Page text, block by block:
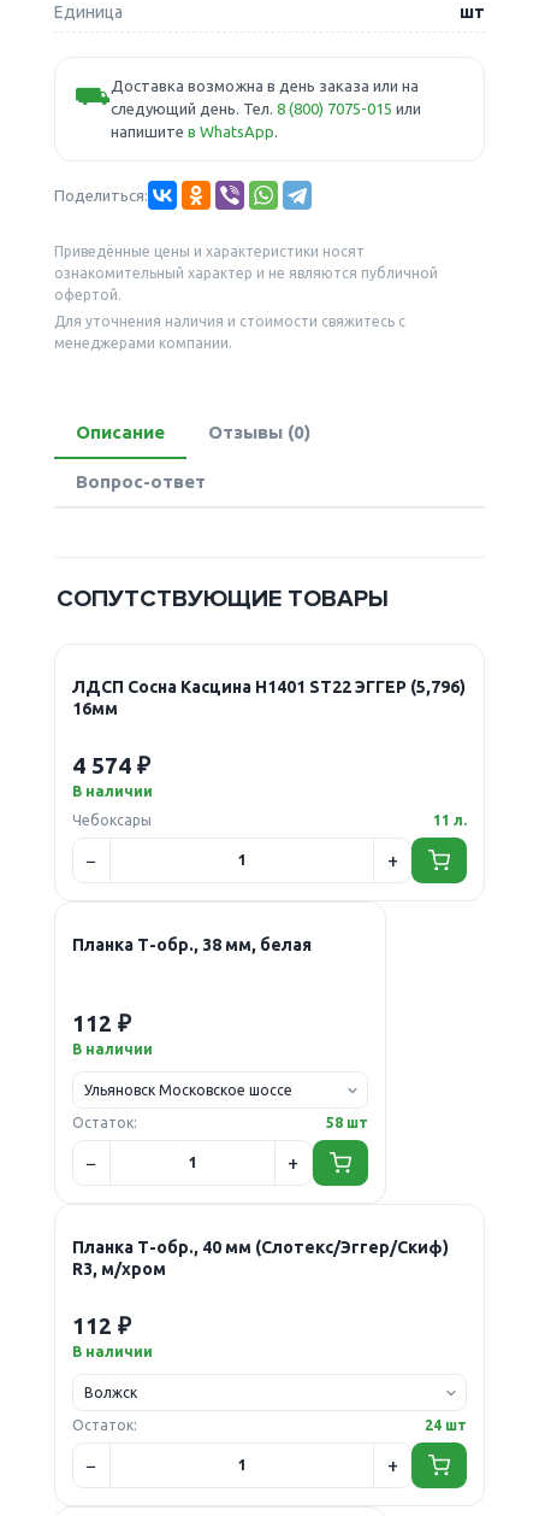
Единица шт
⛟Доставка возможна в день заказа или на
следующий день. Тел. 8 (800) 7075-015 или
напишите в WhatsApp.
Поделиться:
Приведённые цены и характеристики носят
ознакомительный характер и не являются публичной
офертой.
Для уточнения наличия и стоимости свяжитесь с
менеджерами компании.
Описание Отзывы (0)
Вопрос-ответ
СОПУТСТВУЮЩИЕ ТОВАРЫ
ЛДСП Сосна Касцина Н1401 ST22 ЭГГЕР (5,796)
16мм
4 574 ₽
В наличии
Чебоксары
11 л.
Планка Т-обр., 38 мм, белая
112 ₽
В наличии
Остаток: 58 шт
Планка Т-обр., 40 мм (Слотекс/Эггер/Скиф)
R3, м/хром
112 ₽
В наличии
Остаток: 24 шт